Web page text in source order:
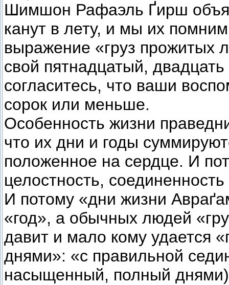
Шимшон Рафаэль Ґирш
канут в лету, и мы их
выражение «груз прожитых
свой пятнадцатый,
согласитесь, что ваши
сорок или меньше.
Особенность жизни
что их дни и годы
положенное на сердце. И
целостность,
И потому «дни жизни
«год», а обычных людей
давит и мало кому удается
днями»: «с правильной
насыщенный, полный